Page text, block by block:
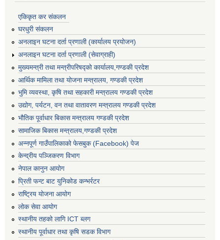
एकिकृत कर संकलन
घरधुरी संकलन
अनलाइन घटना दर्ता प्रणाली (कार्यालय प्रयोजन)
अनलाइन घटना दर्ता प्रणाली (सेवाग्राही)
मुख्यमन्त्री तथा मन्त्रीपरिषद्को कार्यालय,गण्डकी प्रदेश
आर्थिक मामिला तथा योजना मन्त्रालय, गण्डकी प्रदेश
भुमि व्यवस्था, कृषि तथा सहकारी मन्त्रालय गण्डकी प्रदेश
उद्योग, पर्यटन, वन तथा वातावरण मन्त्रालय गण्डकी प्रदेश
भौतिक पूर्वाधार बिकास मन्त्रालय गण्डकी प्रदेश
सामाजिक बिकास मन्त्रालय,गण्डकी प्रदेश
अन्नपूर्ण गाउँपालिकाको फेसबुक (Facebook) पेज
केन्द्रीय पञ्जिकरण विभाग
नेपाल कानुन आयोग
प्रिती फन्ट बाट युनिकोड कन्भर्रटर
राष्ट्रिय योजना आयोग
लोक सेवा आयोग
स्थानीय तहको लागि ICT ब्लग
स्थानीय पूर्वाधार तथा कृषि सडक विभाग